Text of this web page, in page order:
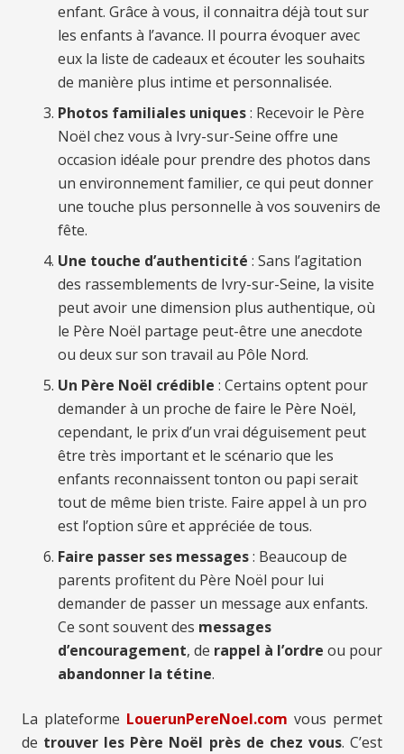
enfant. Grâce à vous, il connaitra déjà tout sur
les enfants à l’avance. Il pourra évoquer avec
eux la liste de cadeaux et écouter les souhaits
de manière plus intime et personnalisée.
Photos familiales uniques: Recevoir le Père
Noël chez vous à Ivry-sur-Seine offre une
occasion idéale pour prendre des photos dans
un environnement familier, ce qui peut donner
une touche plus personnelle à vos souvenirs de
fête.
Une touche d’authenticité : Sans l’agitation
des rassemblements de Ivry-sur-Seine, la visite
peut avoir une dimension plus authentique, où
le Père Noël partage peut-être une anecdote
ou deux sur son travail au Pôle Nord.
Un Père Noël crédible : Certains optent pour
demander à un proche de faire le Père Noël,
cependant, le prix d’un vrai déguisement peut
être très important et le scénario que les
enfants reconnaissent tonton ou papi serait
tout de même bien triste. Faire appel à un pro
est l’option sûre et appréciée de tous.
Faire passer ses messages: Beaucoup de
parents profitent du Père Noël pour lui
demander de passer un message aux enfants.
Ce sont souvent des messages
d’encouragement, de rappel à l’ordre ou pour
abandonner la tétine.
La plateforme LouerunPereNoel.com vous permet
de trouver les Père Noël près de chez vous. C’est